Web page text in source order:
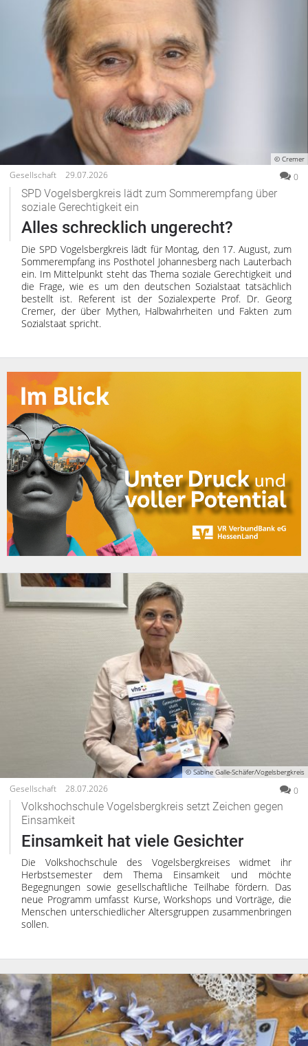
© Cremer
Gesellschaft 29.07.2026 0
SPD Vogelsbergkreis lädt zum Sommerempfang über
soziale Gerechtigkeit ein
Alles schrecklich ungerecht?
Die SPD Vogelsbergkreis lädt für Montag, den 17. August, zum
Sommerempfang ins Posthotel Johannesberg nach Lauterbach
ein. Im Mittelpunkt steht das Thema soziale Gerechtigkeit und
die Frage, wie es um den deutschen Sozialstaat tatsächlich
bestellt ist. Referent ist der Sozialexperte Prof. Dr. Georg
Cremer, der über Mythen, Halbwahrheiten und Fakten zum
Sozialstaat spricht.
© Sabine Galle-Schäfer/Vogelsbergkreis
Gesellschaft 28.07.2026 0
Volkshochschule Vogelsbergkreis setzt Zeichen gegen
Einsamkeit
Einsamkeit hat viele Gesichter
Die Volkshochschule des Vogelsbergkreises widmet ihr
Herbstsemester dem Thema Einsamkeit und möchte
Begegnungen sowie gesellschaftliche Teilhabe fördern. Das
neue Programm umfasst Kurse, Workshops und Vorträge, die
Menschen unterschiedlicher Altersgruppen zusammenbringen
sollen.